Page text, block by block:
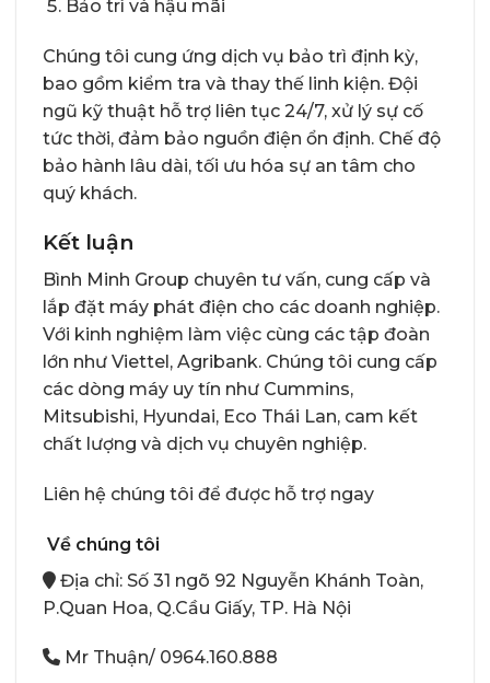
Bảo trì và hậu mãi
Chúng tôi cung ứng dịch vụ bảo trì định kỳ,
bao gồm kiểm tra và thay thế linh kiện. Đội
ngũ kỹ thuật hỗ trợ liên tục 24/7, xử lý sự cố
tức thời, đảm bảo nguồn điện ổn định. Chế độ
bảo hành lâu dài, tối ưu hóa sự an tâm cho
quý khách.
Kết luận
Bình Minh Group chuyên tư vấn, cung cấp và
lắp đặt máy phát điện cho các doanh nghiệp.
Với kinh nghiệm làm việc cùng các tập đoàn
lớn như Viettel, Agribank. Chúng tôi cung cấp
các dòng máy uy tín như Cummins,
Mitsubishi, Hyundai, Eco Thái Lan, cam kết
chất lượng và dịch vụ chuyên nghiệp.
Liên hệ chúng tôi để được hỗ trợ ngay
Về chúng tôi
Địa chỉ: Số 31 ngõ 92 Nguyễn Khánh Toàn,
P.Quan Hoa, Q.Cầu Giấy, TP. Hà Nội
Mr Thuận/ 0964.160.888